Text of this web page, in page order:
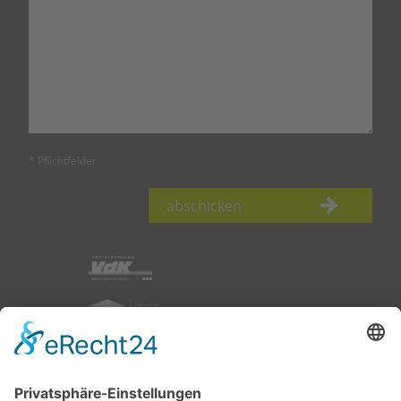
* Pflichtfelder
abschicken